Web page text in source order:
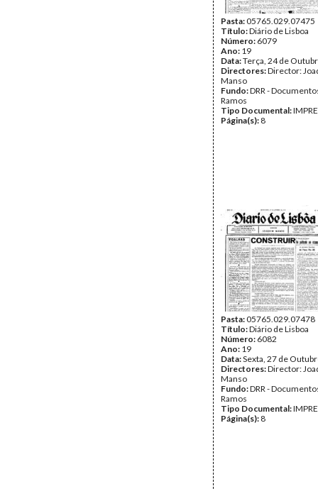
Pasta:05765.029.07475
Título:Diário de Lisboa
Número: 6079
Ano: 19
Data:Terça, 24 de
Directores:Director:
Manso
Fundo:DRR -
Ramos
Tipo Documental:
Página(s): 8
Pasta:05765.029.07478
Título:Diário de Lisboa
Número: 6082
Ano: 19
Data:Sexta, 27 de
Directores:Director:
Manso
Fundo:DRR -
Ramos
Tipo Documental:
Página(s): 8